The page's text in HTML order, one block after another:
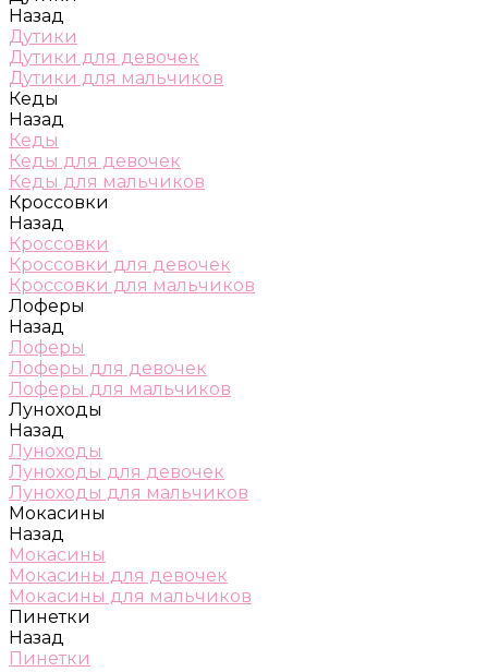
Назад
Дутики
Дутики для девочек
Дутики для мальчиков
Кеды
Назад
Кеды
Кеды для девочек
Кеды для мальчиков
Кроссовки
Назад
Кроссовки
Кроссовки для девочек
Кроссовки для мальчиков
Лоферы
Назад
Лоферы
Лоферы для девочек
Лоферы для мальчиков
Луноходы
Назад
Луноходы
Луноходы для девочек
Луноходы для мальчиков
Мокасины
Назад
Мокасины
Мокасины для девочек
Мокасины для мальчиков
Пинетки
Назад
Пинетки